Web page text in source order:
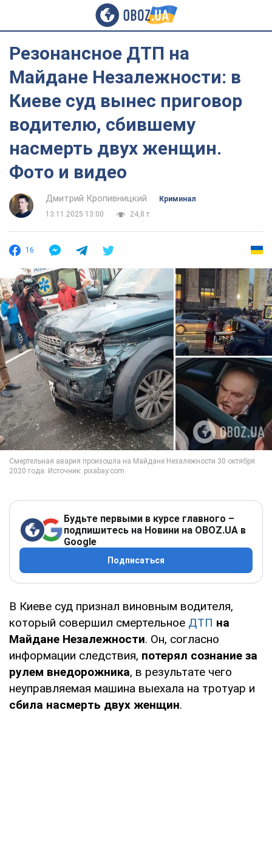
Резонансное ДТП на
Майдане Незалежности: в
Киеве суд вынес приговор
водителю, сбившему
насмерть двух женщин.
Фото и видео
Дмитрий Кропивницкий
Криминал
13.11.2025 13:00
24,8 т.
16
Будьте первыми в курсе главного –
подпишитесь на Новини на OBOZ.UA в
Google
Подписаться
В Киеве суд признал виновным водителя,
который совершил смертельное ДТП на
Майдане Незалежности. Он, согласно
информации следствия, потерял сознание за
рулем внедорожника, в результате чего
неуправляемая машина выехала на тротуар и
сбила насмерть двух женщин.